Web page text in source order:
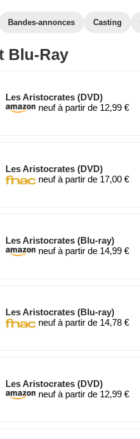
Bandes-annonces Casting
Blu-Ray
Les Aristocrates (DVD)
neuf à partir de 12,99 €
Les Aristocrates (DVD)
neuf à partir de 17,00 €
Les Aristocrates (Blu-ray)
neuf à partir de 14,99 €
Les Aristocrates (Blu-ray)
neuf à partir de 14,78 €
Les Aristocrates (DVD)
neuf à partir de 12,99 €